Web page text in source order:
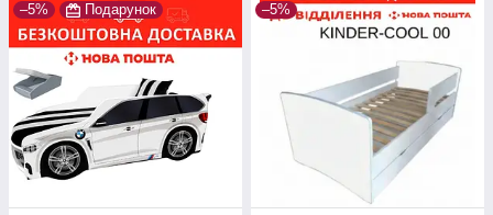
–5%
Подарунок
–5%